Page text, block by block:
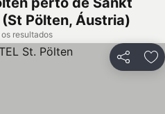
Pölten, Áustria)
resultados
Partilhar